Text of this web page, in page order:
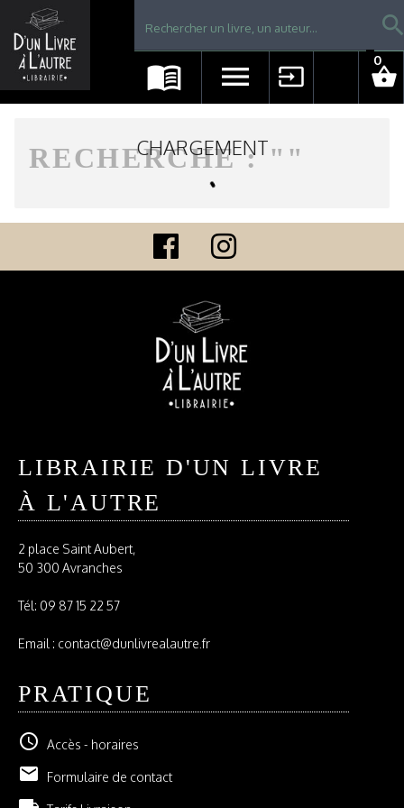
Librairie D'un livre à l'autre - Avranches
menu_book menu input shopping_basket
0
RECHERCHE : " "
CHARGEMENT
LIBRAIRIE D'UN LIVRE
À L'AUTRE
2 place Saint Aubert,
50 300 Avranches
Tél: 09 87 15 22 57
Email : contact@dunlivrealautre.fr
PRATIQUE
schedule Accès - horaires
email Formulaire de contact